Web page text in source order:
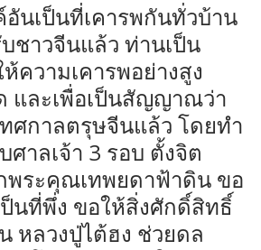
อันเป็นที่เคารพกันทั่วบ้าน
ชาวจีนแล้ว ท่านเป็น
ความเคารพอย่างสูง
และเพื่อเป็นสัญญาณว่า
ศกาลตรุษจีนแล้ว โดยทำ
ศาลเจ้า 3 รอบ ตั้งจิต
พระคุณเทพยดาฟ้าดิน ขอ
นที่พึ่ง ขอให้สิ่งศักดิ์สิทธิ์
หลวงปู่ไต้ฮง ช่วยดล